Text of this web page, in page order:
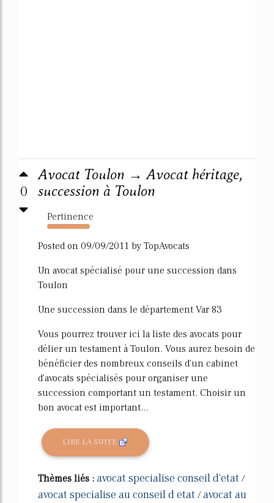
0
Avocat Toulon → Avocat héritage,
succession à Toulon
Pertinence
947%
Posted on 09/09/2011 by TopAvocats
Un avocat spécialisé pour une succession dans
Toulon
Une succession dans le département Var 83
Vous pourrez trouver ici la liste des avocats pour
délier un testament à Toulon. Vous aurez besoin de
bénéficier des nombreux conseils d'un cabinet
d'avocats spécialisés pour organiser une
succession comportant un testament. Choisir un
bon avocat est important...
LIRE LA SUITE
Thèmes liés : avocat specialise conseil d'etat /
avocat specialise au conseil d etat /avocat au